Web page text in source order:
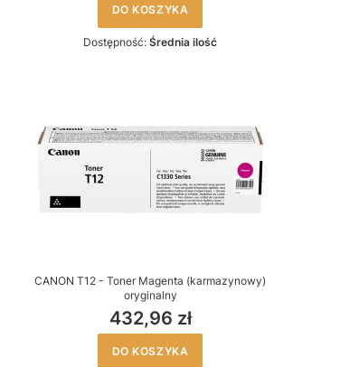
DO KOSZYKA
Dostępność: Średnia ilość
CANON T12 - Toner Magenta (karmazynowy)
oryginalny
432,96 zł
DO KOSZYKA